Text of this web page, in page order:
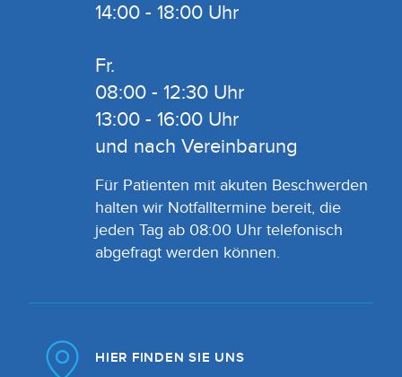
14:00 - 18:00 Uhr
Fr.
08:00 - 12:30 Uhr
13:00 - 16:00 Uhr
und nach Vereinbarung
Für Patienten mit akuten Beschwerden
halten wir Notfalltermine bereit, die
jeden Tag ab 08:00 Uhr telefonisch
abgefragt werden können.
HIER FINDEN SIE UNS